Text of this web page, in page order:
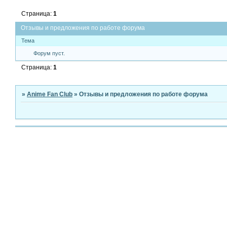
Отзывы и предложения по работе форума
Страница:1
Тема
Форум пуст.
Страница:1
»Anime Fan Club »Отзывы и предложения по работе форума